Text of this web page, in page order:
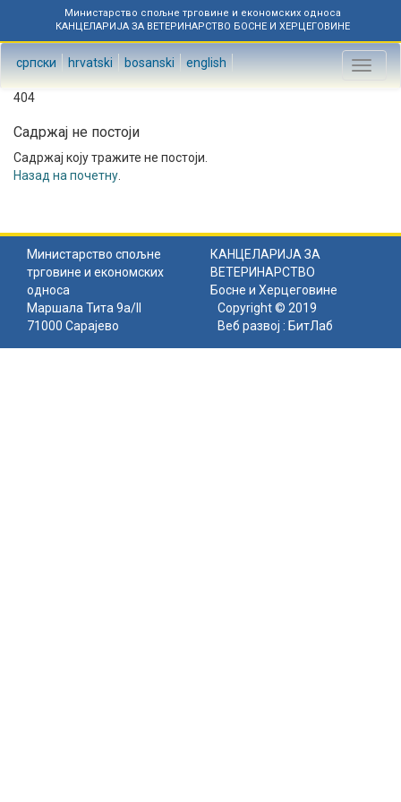
Министарство спољне трговине и економских односа
КАНЦЕЛАРИЈА ЗА ВЕТЕРИНАРСТВО БОСНЕ И ХЕРЦЕГОВИНЕ
српски hrvatski bosanski english
Toggle
404
Садржај не постоји
Садржај коју тражите не постоји.
Назад на почетну
Министарство спољне
трговине и економских
односа
КАНЦЕЛАРИЈА ЗА
ВЕТЕРИНАРСТВО
Босне и Херцеговине
Маршала Тита 9а/II
71000 Сарајево
Copyright © 2019
Веб развој : БитЛаб